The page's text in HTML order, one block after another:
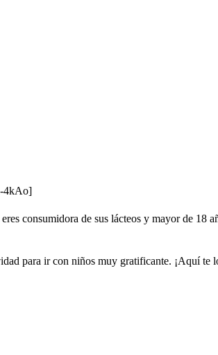
4kAo]
consumidora de sus lácteos y mayor de
para ir con niños muy gratificante. ¡Aquí te